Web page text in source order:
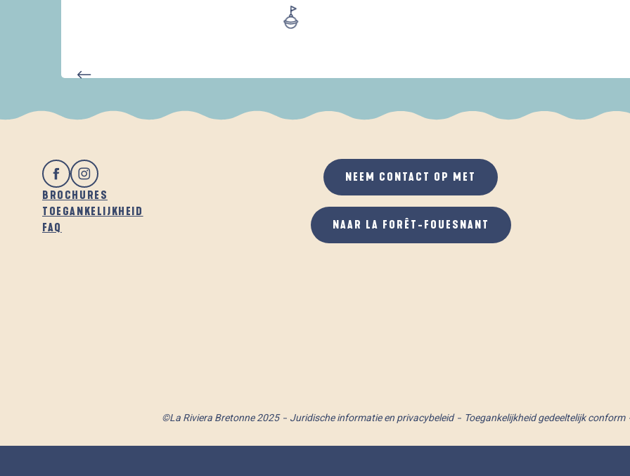
BROCHURES
TOEGANKELIJKHEID
FAQ
NEEM CONTACT OP MET
NAAR LA FORÊT-FOUESNANT
©La Riviera Bretonne 2025 Juridische informatie en privacybeleid Toegankelijkheid gedeeltelijk conform